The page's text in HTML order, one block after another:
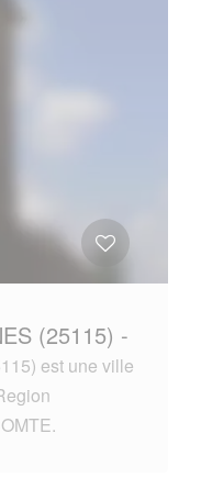
(25115) -
est une ville